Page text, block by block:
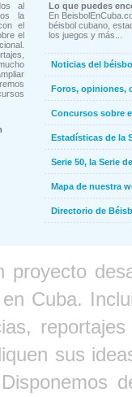
al
la
el
el
Lo que puedes
En
béisbol cubano,
los juegos y más...
Noticias del
Foros, opiniones,
Concursos sobre
Estadísticas de la
Serie 50, la Serie
Mapa de nuestra
Directorio de
proyecto
Cuba.
sus